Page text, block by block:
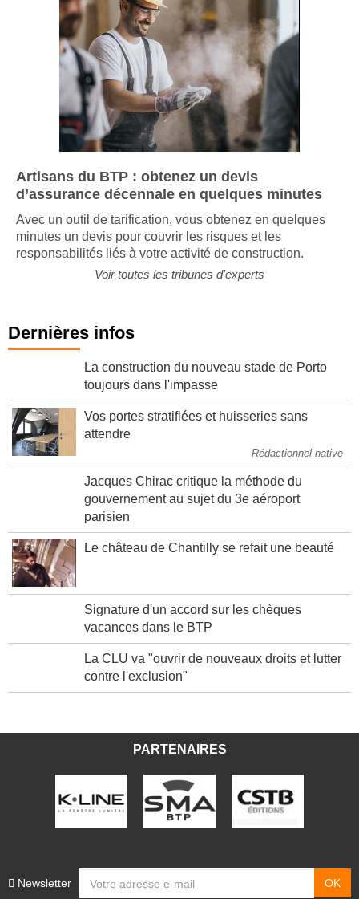
Artisans du BTP : obtenez un devis
d’assurance décennale en quelques minutes
Avec un outil de tarification, vous obtenez en quelques
minutes un devis pour couvrir les risques et les
responsabilités liés à votre activité de construction.
Voir toutes les tribunes d'experts
Dernières infos
La construction du nouveau stade de Porto
toujours dans l'impasse
Vos portes stratifiées et huisseries sans
attendre
Rédactionnel native
Jacques Chirac critique la méthode du
gouvernement au sujet du 3e aéroport
parisien
Le château de Chantilly se refait une beauté
Signature d'un accord sur les chèques
vacances dans le BTP
La CLU va "ouvrir de nouveaux droits et lutter
contre l'exclusion"
PARTENAIRES
Newsletter